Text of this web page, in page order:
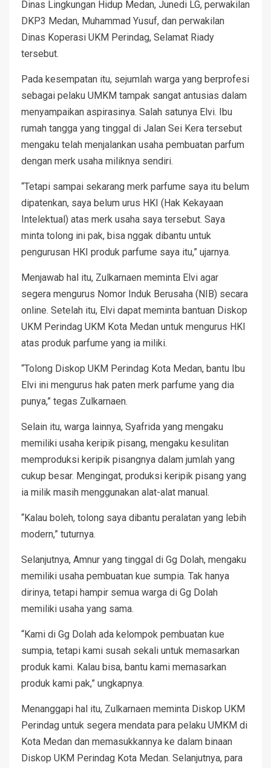
Dinas Lingkungan Hidup Medan, Junedi LG, perwakilan
DKP3 Medan, Muhammad Yusuf, dan perwakilan
Dinas Koperasi UKM Perindag, Selamat Riady
tersebut.
Pada kesempatan itu, sejumlah warga yang berprofesi
sebagai pelaku UMKM tampak sangat antusias dalam
menyampaikan aspirasinya. Salah satunya Elvi. Ibu
rumah tangga yang tinggal di Jalan Sei Kera tersebut
mengaku telah menjalankan usaha pembuatan parfum
dengan merk usaha miliknya sendiri.
“Tetapi sampai sekarang merk parfume saya itu belum
dipatenkan, saya belum urus HKI (Hak Kekayaan
Intelektual) atas merk usaha saya tersebut. Saya
minta tolong ini pak, bisa nggak dibantu untuk
pengurusan HKI produk parfume saya itu,” ujarnya.
Menjawab hal itu, Zulkarnaen meminta Elvi agar
segera mengurus Nomor Induk Berusaha (NIB) secara
online. Setelah itu, Elvi dapat meminta bantuan Diskop
UKM Perindag UKM Kota Medan untuk mengurus HKI
atas produk parfume yang ia miliki.
“Tolong Diskop UKM Perindag Kota Medan, bantu Ibu
Elvi ini mengurus hak paten merk parfume yang dia
punya,” tegas Zulkarnaen.
Selain itu, warga lainnya, Syafrida yang mengaku
memiliki usaha keripik pisang, mengaku kesulitan
memproduksi keripik pisangnya dalam jumlah yang
cukup besar. Mengingat, produksi keripik pisang yang
ia milik masih menggunakan alat-alat manual.
“Kalau boleh, tolong saya dibantu peralatan yang lebih
modern,” tuturnya.
Selanjutnya, Amnur yang tinggal di Gg Dolah, mengaku
memiliki usaha pembuatan kue sumpia. Tak hanya
dirinya, tetapi hampir semua warga di Gg Dolah
memiliki usaha yang sama.
“Kami di Gg Dolah ada kelompok pembuatan kue
sumpia, tetapi kami susah sekali untuk memasarkan
produk kami. Kalau bisa, bantu kami memasarkan
produk kami pak,” ungkapnya.
Menanggapi hal itu, Zulkarnaen meminta Diskop UKM
Perindag untuk segera mendata para pelaku UMKM di
Kota Medan dan memasukkannya ke dalam binaan
Diskop UKM Perindag Kota Medan. Selanjutnya, para